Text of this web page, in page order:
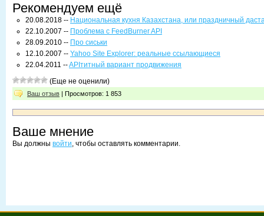
Рекомендуем ещё
20.08.2018 -- Национальная кухня Казахстана, или праздничный
22.10.2007 -- Проблема с FeedBurner API
28.09.2010 -- Про сиськи
12.10.2007 -- Yahoo Site Explorer: реальные ссылающиеся
22.04.2011 --APIтитный вариант продвижения
(Еще не оценили)
Ваш отзыв | Просмотров: 1 853
Ваше мнение
Вы должны войти, чтобы оставлять комментарии.